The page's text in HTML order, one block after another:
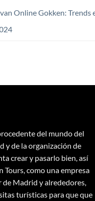
Online Gokken: Trends
del mundo del
y de la organización de
crear y pasarlo bien, así
Tours, como una empresa
Madrid y alrededores,
turísticas para que que